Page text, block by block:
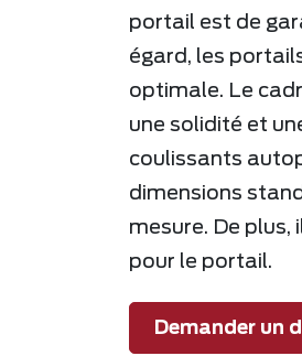
portail est de
égard, les
optimale. Le
une solidité et
coulissants
dimensions
mesure. De
pour le portail.
Demander un